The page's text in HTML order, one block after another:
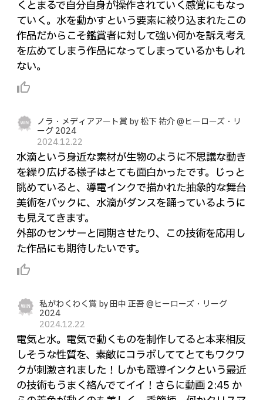
くとまるで自分自身が操作されていく感覚にもなっ
ていく。水を動かすという要素に絞り込まれたこの
作品だからこそ鑑賞者に対して強い何かを訴え考え
を広めてしまう作品になってしまっているかもしれ
ない。
thumb_up_alt
ノラ・メディアアート賞 by 松下 祐介 @ヒーローズ・リ
ーグ 2024
2024.12.22
水滴という身近な素材が生物のように不思議な動き
を繰り広げる様子はとても面白かったです。じっと
眺めていると、導電インクで描かれた抽象的な舞台
美術をバックに、水滴がダンスを踊っているように
も見えてきます。
外部のセンサーと同期させたり、この技術を応用し
た作品にも期待したいです。
thumb_up_alt
私がわくわく賞 by 田中 正吾 @ヒーローズ・リーグ
2024
2024.12.22
電気と水。電気で動くものを制作してると本来相反
しそうな性質を、素敵にコラボしててとてもワクワ
クが刺激されました！しかも電導インクという最近
の技術もうまく絡んでてイイ！さらに動画 2:45 か